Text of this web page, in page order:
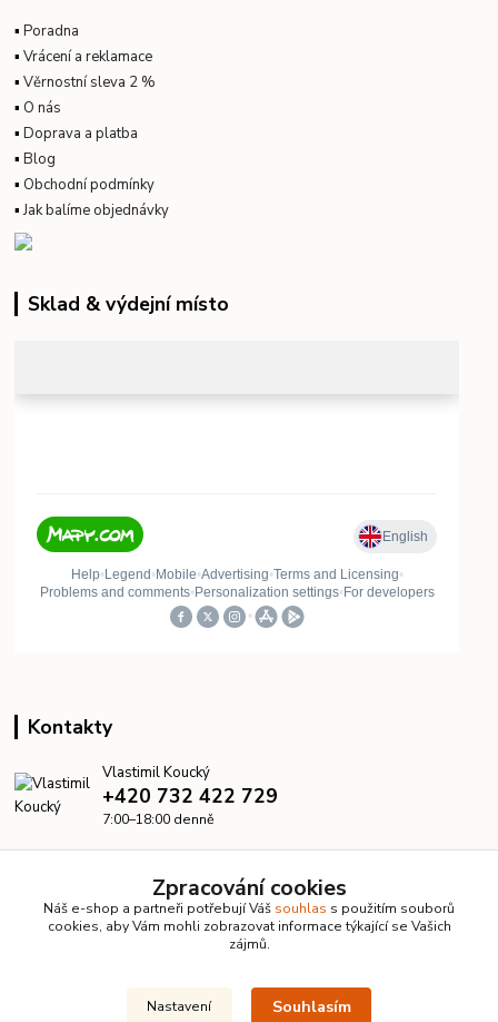
▪Poradna
▪Vrácení a reklamace
▪Věrnostní sleva 2 %
▪ O nás
▪Doprava a platba
▪Blog
▪ Obchodní podmínky
▪Jak balíme objednávky
Sklad & výdejní místo
Kontakty
Vlastimil Koucký
+420 732 422 729
7:00–18:00 denně
© 2026 KanalizaceLevne.cz · Všechna práva vyhrazena ·
Zpracování cookies
Náš e-shop a partneři potřebují Váš souhlas s použitím souborů
cookies, aby Vám mohli zobrazovat informace týkající se Vašich
zájmů.
Nastavení Souhlasím